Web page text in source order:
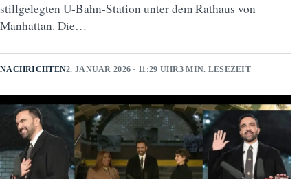
stillgelegten U-Bahn-Station unter dem Rathaus von
Manhattan. Die…
NACHRICHTEN2. JANUAR 2026 · 11:29 UHR3 MIN. LESEZEIT